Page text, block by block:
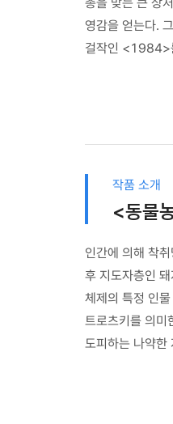
영감을 얻는다.
걸작인 <1984>
작품 소개
<동물
인간에 의해 착
후 지도자층인
체제의 특정 인
트로츠키를 의미
도피하는 나약한